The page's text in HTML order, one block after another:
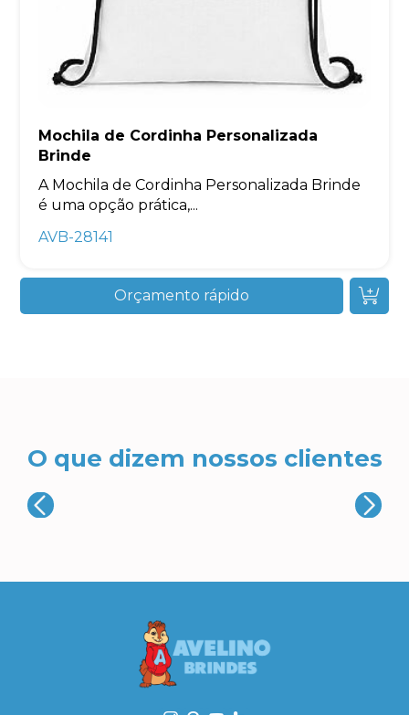
Mochila de Cordinha Personalizada
Brinde
A Mochila de Cordinha Personalizada Brinde
é uma opção prática,...
AVB-28141
Orçamento rápido
O que dizem nossos clientes